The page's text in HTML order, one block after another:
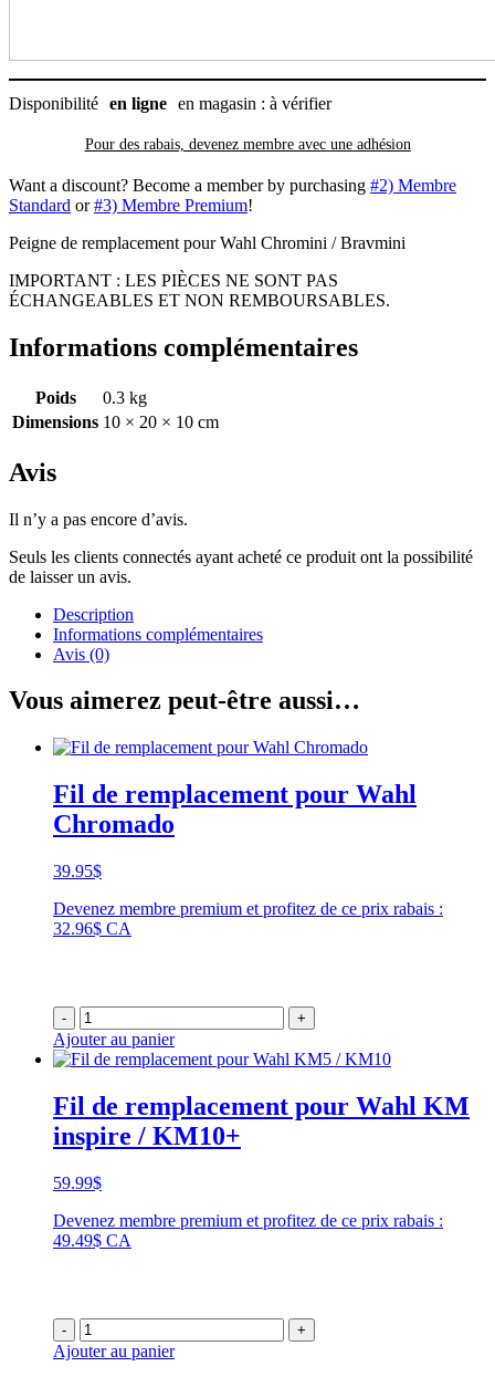
Disponibilité en ligne en magasin : à vérifier
Pour des rabais, devenez membre avec une adhésion
Want a discount? Become a member by purchasing #2) Membre
Standard or#3) Membre Premium!
Peigne de remplacement pour Wahl Chromini / Bravmini
IMPORTANT : LES PIÈCES NE SONT PAS
ÉCHANGEABLES ET NON REMBOURSABLES.
Informations complémentaires
Poids
0.3 kg
Dimensions 10 × 20 × 10 cm
Avis
Il n’y a pas encore d’avis.
Seuls les clients connectés ayant acheté ce produit ont la possibilité
de laisser un avis.
Description
Informations complémentaires
Avis (0)
Vous aimerez peut-être aussi…
Fil de remplacement pour Wahl
Chromado
39.95$
Devenez membre premium et profitez de ce prix rabais :
32.96$ CA
- +
Ajouter au panier
Fil de remplacement pour Wahl KM
inspire / KM10+
59.99$
Devenez membre premium et profitez de ce prix rabais :
49.49$ CA
- +
Ajouter au panier